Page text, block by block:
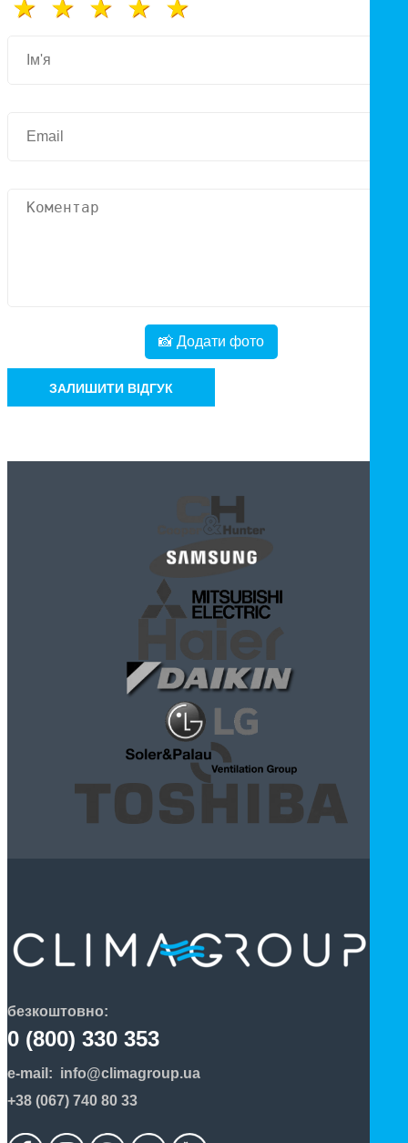
📸 Додати фото
ЗАЛИШИТИ ВІДГУК
безкоштовно:
0 (800) 330 353
e-mail: info@climagroup.ua
+38 (067) 740 80 33